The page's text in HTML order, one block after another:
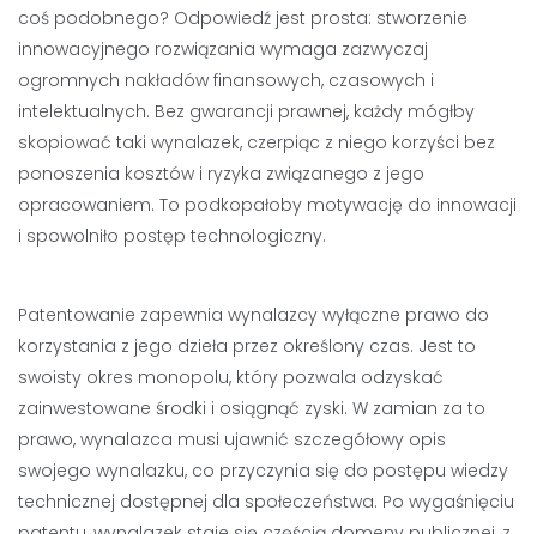
coś podobnego? Odpowiedź jest prosta: stworzenie
innowacyjnego rozwiązania wymaga zazwyczaj
ogromnych nakładów finansowych, czasowych i
intelektualnych. Bez gwarancji prawnej, każdy mógłby
skopiować taki wynalazek, czerpiąc z niego korzyści bez
ponoszenia kosztów i ryzyka związanego z jego
opracowaniem. To podkopałoby motywację do innowacji
i spowolniło postęp technologiczny.
Patentowanie zapewnia wynalazcy wyłączne prawo do
korzystania z jego dzieła przez określony czas. Jest to
swoisty okres monopolu, który pozwala odzyskać
zainwestowane środki i osiągnąć zyski. W zamian za to
prawo, wynalazca musi ujawnić szczegółowy opis
swojego wynalazku, co przyczynia się do postępu wiedzy
technicznej dostępnej dla społeczeństwa. Po wygaśnięciu